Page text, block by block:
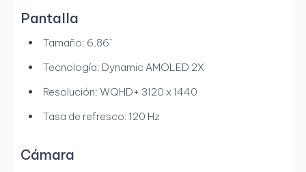
Pantalla
Tamaño: 6,86"
Tecnología: Dynamic AMOLED 2X
Resolución: WQHD+ 3120 x 1440
Tasa de refresco: 120 Hz
Cámara